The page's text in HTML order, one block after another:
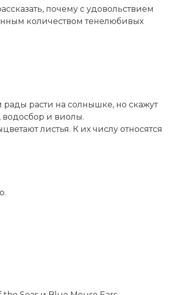
почему с удовольствием
количеством тенелюбивых
рады расти на солнышке, но скажут
водосбор и виолы.
листья. К их числу относятся